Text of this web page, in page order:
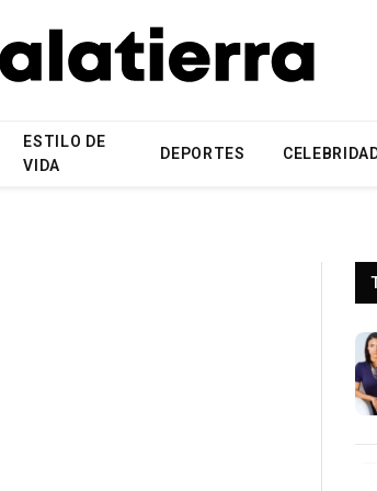
ESTILO DE
VIDA
DEPORTES